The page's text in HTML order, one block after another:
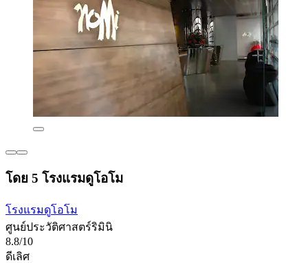
โดย 5 โรงแรมดูโอโม
โรงแรมดูโอโม
ศูนย์ประวัติศาสตร์ริมินิ
8.8/10
ดีเลิศ